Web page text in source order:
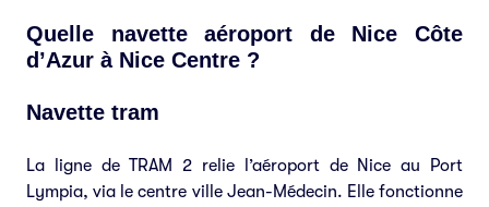
Quelle navette aéroport de Nice Côte
d’Azur à Nice Centre ?
Navette tram
La ligne de TRAM 2 relie l’aéroport de Nice au Port
Lympia, via le centre ville Jean-Médecin. Elle fonctionne